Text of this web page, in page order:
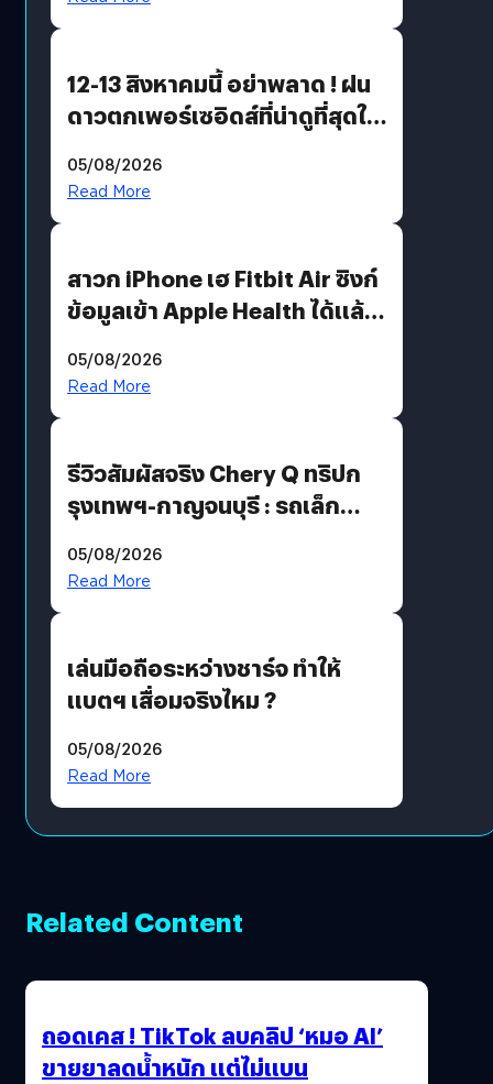
12-13 สิงหาคมนี้ อย่าพลาด ! ฝน
ดาวตกเพอร์เซอิดส์ที่น่าดูที่สุดใน
05/08/2026
Read More
สาวก iPhone เฮ Fitbit Air ซิงก์
ข้อมูลเข้า Apple Health ได้แล้ว
05/08/2026
Read More
รีวิวสัมผัสจริง Chery Q ทริปก
รุงเทพฯ-กาญจนบุรี : รถเล็ก
ฟังก์ชันเกินตัว
05/08/2026
Read More
เล่นมือถือระหว่างชาร์จ ทำให้
แบตฯ เสื่อมจริงไหม ?
05/08/2026
Read More
Related Content
ถอดเคส ! TikTok ลบคลิป ‘หมอ AI’
ขายยาลดน้ำหนัก แต่ไม่แบน